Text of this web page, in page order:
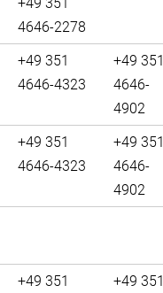
4646-2278
+49 351
4646-4323
+49 351
4646-
4902
+49 351
4646-4323
+49 351
4646-
4902
+49 351
+49 351